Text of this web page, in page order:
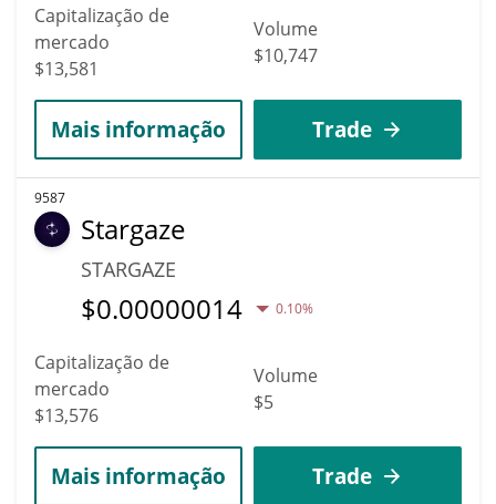
Capitalização de
mercado
$13,581
Volume
$10,747
Mais informação Trade
9587
Stargaze
STARGAZE
$0.00000014 0.10%
Capitalização de
mercado
$13,576
Volume
$5
Mais informação Trade